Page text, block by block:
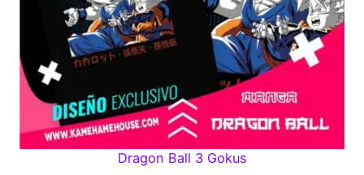
Dragon Ball 3 Gokus